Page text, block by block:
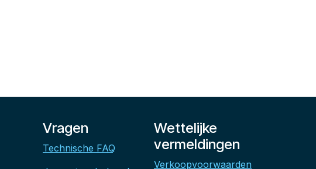
Vragen
Technische FAQ
Wettelijke
vermeldingen
Verkoopvoorwaarden